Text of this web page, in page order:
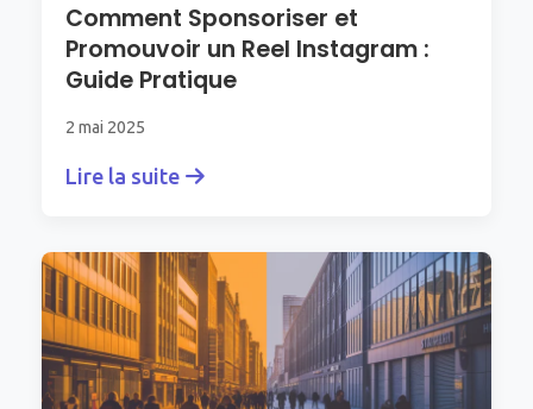
Comment Sponsoriser et
Promouvoir un Reel Instagram :
Guide Pratique
2 mai 2025
Lire la suite